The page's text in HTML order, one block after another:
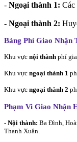
- Ngoại thành 1:
- Ngoại thành 2:
Bảng Phí Giao Nhận
Khu vực nội thành phí
Khu vực ngoại thành 1
Khu vực ngoại thành 2
Phạm Vi Giao Nhận
- Nội thành: Ba Đình,
Thanh Xuân.